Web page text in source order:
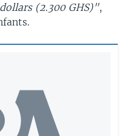
(2.300 GHS)",